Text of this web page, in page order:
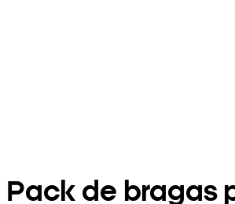
Pack de bragas